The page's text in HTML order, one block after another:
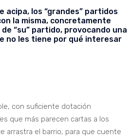
acipa, los “grandes” partidos
la misma, concretamente
“su” partido, provocando una
no les tiene por qué interesar
con suficiente dotación
que más parecen cartas a los
arrastra el barrio, para que cuente